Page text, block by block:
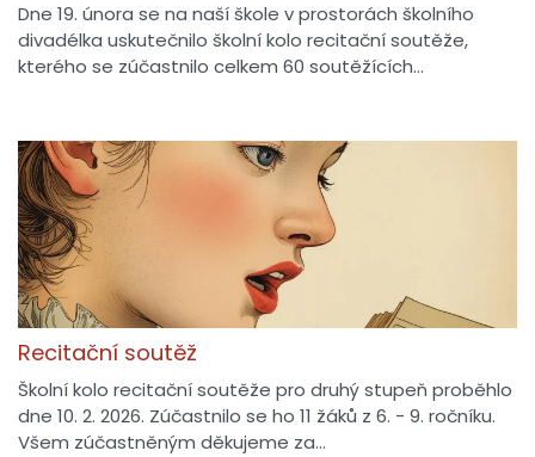
Dne 19. února se na naší škole v prostorách školního
divadélka uskutečnilo školní kolo recitační soutěže,
kterého se zúčastnilo celkem 60 soutěžících…
Recitační soutěž
Školní kolo recitační soutěže pro druhý stupeň proběhlo
dne 10. 2. 2026. Zúčastnilo se ho 11 žáků z 6. - 9. ročníku.
Všem zúčastněným děkujeme za…